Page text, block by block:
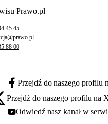
Prawo.pl
45 45
88 00
facebook - otwiera się w nowej karcie
Przejdź do naszego profilu
się w nowej karcie
Przejdź do naszego profilu na
youtube - otwiera się w nowej karcie
Odwiedź nasz kanał w